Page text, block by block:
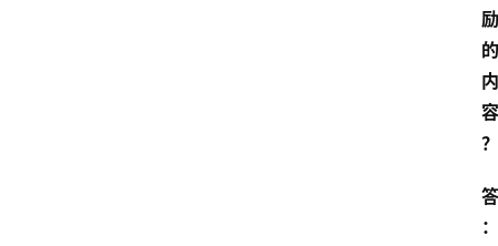
励
的
内
容
？
答
：